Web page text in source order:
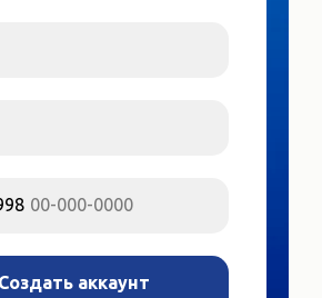
Создать аккаунт